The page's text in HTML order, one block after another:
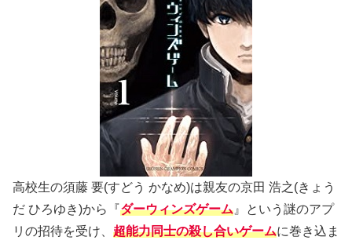
高校生の須藤 要(すどう かなめ)は親友の京田 浩之(きょう
だ ひろゆき)から『ダーウィンズゲーム 』という謎のアプ
リの招待を受け、 超能力同士の殺し合いゲームに巻き込ま